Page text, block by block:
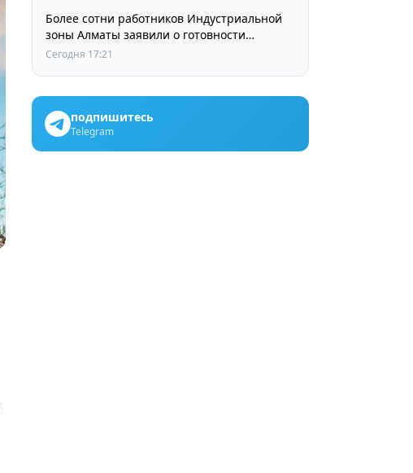
Более сотни работников Индустриальной
зоны Алматы заявили о готовности
принять участие в выборах членов
Сегодня 17:21
подпишитесь
Telegram